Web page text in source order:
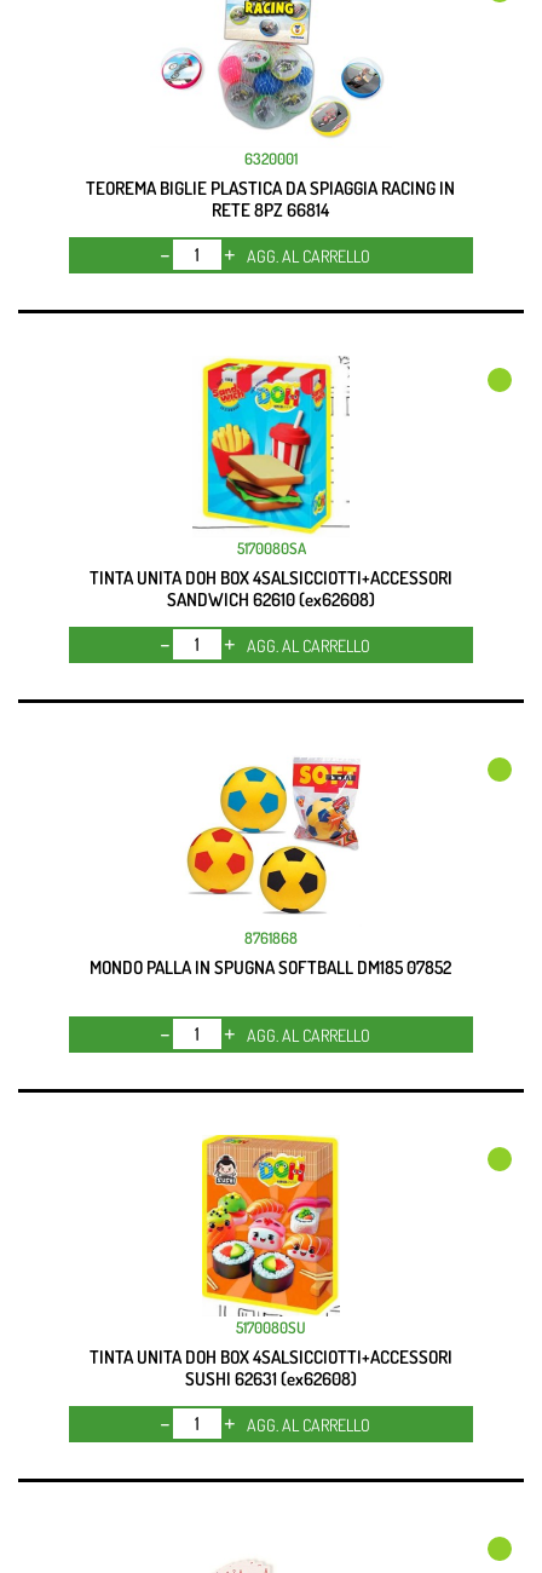
6320001
TEOREMA BIGLIE PLASTICA DA SPIAGGIA RACING IN
RETE 8PZ 66814
Quantità
AGG. AL CARRELLO
5170080SA
TINTA UNITA DOH BOX 4SALSICCIOTTI+ACCESSORI
SANDWICH 62610 (ex62608)
Quantità
AGG. AL CARRELLO
8761868
MONDO PALLA IN SPUGNA SOFTBALL DM185 07852
Quantità
AGG. AL CARRELLO
5170080SU
TINTA UNITA DOH BOX 4SALSICCIOTTI+ACCESSORI
SUSHI 62631 (ex62608)
Quantità
AGG. AL CARRELLO